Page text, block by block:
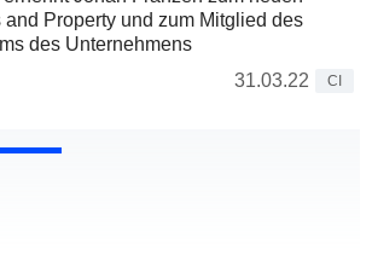
and Property und zum Mitglied des
des Unternehmens
31.03.22
CI